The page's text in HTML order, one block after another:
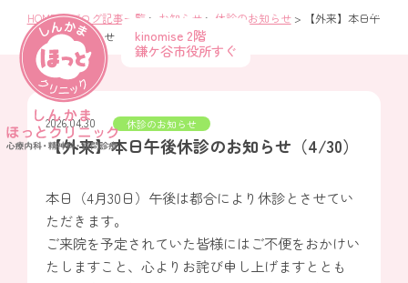
kinomise 2階
鎌ケ谷市役所すぐ
ブログ
HOME>ブログ記事一覧> お知らせ> 休診のお知らせ>
【外来】本日午
後休診のお知らせ（4/30）
2026.04.30 休診のお知らせ
【外来】本日午後休診のお知らせ（4/30）
本日（4月30日）午後は都合により休診とさせてい
ただきます。
ご来院を予定されていた皆様にはご不便をおかけい
たしますこと、心よりお詫び申し上げますととも